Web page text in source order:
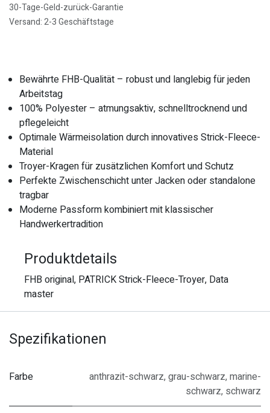
30-Tage-Geld-zurück-Garantie
Versand: 2-3 Geschäftstage
Bewährte FHB-Qualität – robust und langlebig für jeden
Arbeitstag
100% Polyester – atmungsaktiv, schnelltrocknend und
pflegeleicht
Optimale Wärmeisolation durch innovatives Strick-Fleece-
Material
Troyer-Kragen für zusätzlichen Komfort und Schutz
Perfekte Zwischenschicht unter Jacken oder standalone
tragbar
Moderne Passform kombiniert mit klassischer
Handwerkertradition
Produktdetails
FHB original, PATRICK Strick-Fleece-Troyer, Data
master
Spezifikationen
Farbe anthrazit-schwarz,grau-schwarz,marine-
schwarz, schwarz